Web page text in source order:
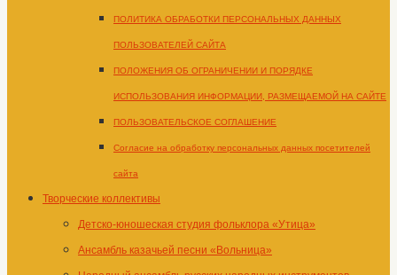
ПОЛИТИКА ОБРАБОТКИ ПЕРСОНАЛЬНЫХ ДАННЫХ
ПОЛЬЗОВАТЕЛЕЙ САЙТА
ПОЛОЖЕНИЯ ОБ ОГРАНИЧЕНИИ И ПОРЯДКЕ
ИСПОЛЬЗОВАНИЯ ИНФОРМАЦИИ, РАЗМЕЩАЕМОЙ НА САЙТЕ
ПОЛЬЗОВАТЕЛЬСКОЕ СОГЛАШЕНИЕ
Согласие на обработку персональных данных посетителей
сайта
Творческие коллективы
Детско-юношеская студия фольклора «Утица»
Ансамбль казачьей песни «Вольница»